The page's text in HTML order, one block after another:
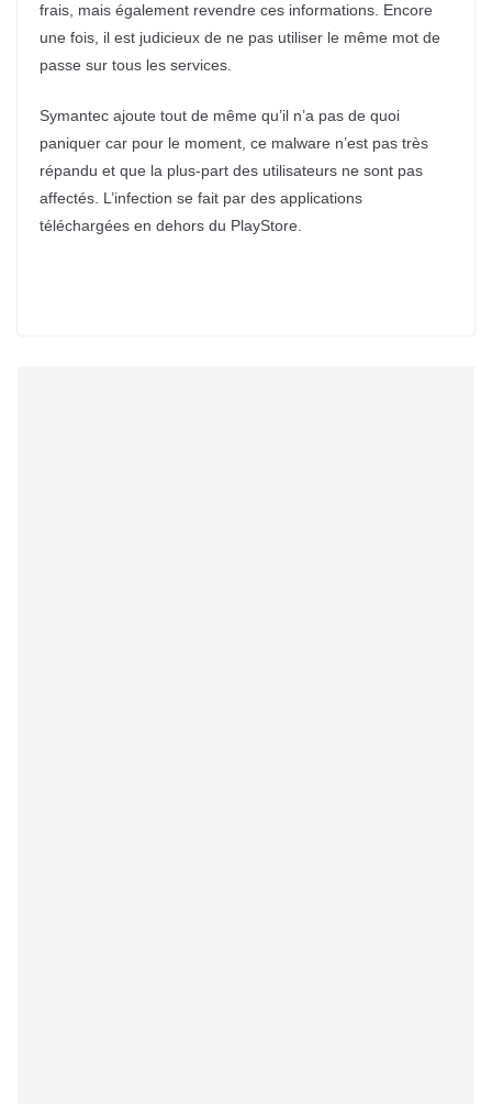
frais, mais également revendre ces informations. Encore
une fois, il est judicieux de ne pas utiliser le même mot de
passe sur tous les services.
Symantec ajoute tout de même qu’il n’a pas de quoi
paniquer car pour le moment, ce malware n’est pas très
répandu et que la plus-part des utilisateurs ne sont pas
affectés. L’infection se fait par des applications
téléchargées en dehors du PlayStore.